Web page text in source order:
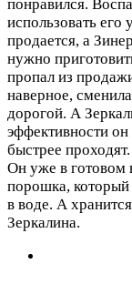
понравился.
использовать
продается, а
нужно
пропал из
наверное,
дорогой. А
эффективности
быстрее
Он уже в готовом
порошка, который
в воде. А
Зеркалина.